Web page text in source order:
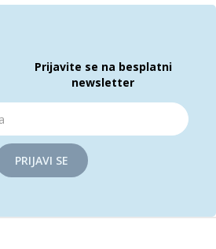
Prijavite se na besplatni
newsletter
PRIJAVI SE